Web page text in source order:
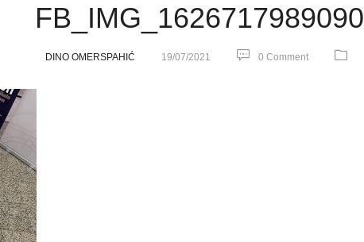
FB_IMG_1626717989090
DINO OMERSPAHIĆ 19/07/2021 0 Comment